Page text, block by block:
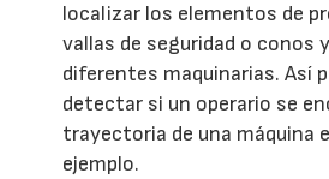
localizar los elementos de
vallas de seguridad o conos
diferentes maquinarias. Así
detectar si un operario se
trayectoria de una máquina
ejemplo.